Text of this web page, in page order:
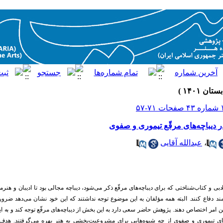
مرقّع تیموری و صفوی
، عبدالله آقایی
بی و کتابشناختی که برای دیباچههای مرقّع ذکر میشود، دیباچه مجالی بود تا ادیبان و
دفاع کنند. البته همه مؤلفان به این موضوع توجه ند اشتند که این خود نشان میدهد
امر اختصاص دهند. پژوهش حاضر سعی داردبه این بخش از دیباچههای مرقّع توجه کند و
تیموری و صفوی از چه شیوههایی برای مشروعیتبخشی به هنر بهره میگرفتند. هدف